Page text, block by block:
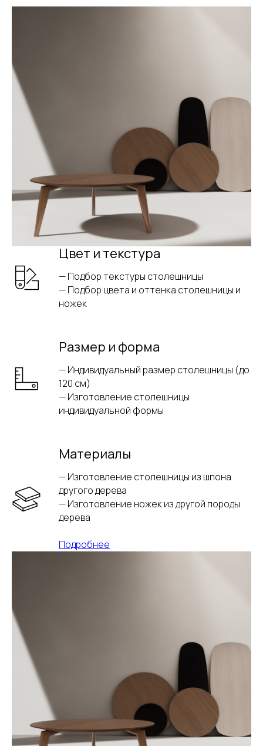
Цвет и текстура
— Подбор текстуры столешницы
— Подбор цвета и оттенка столешницы и
ножек
Размер и форма
— Индивидуальный размер столешницы (до
120 см)
— Изготовление столешницы
индивидуальной формы
Материалы
— Изготовление столешницы из шпона
другого дерева
— Изготовление ножек из другой породы
дерева
Подробнее